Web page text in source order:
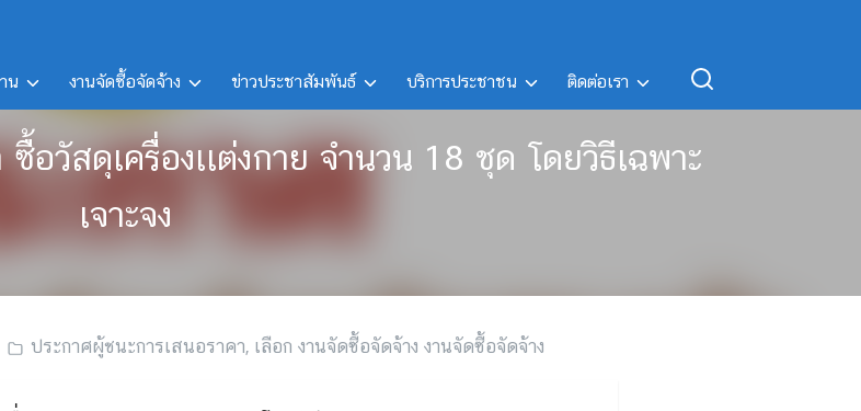
น งานจัดซื้อจัดจ้าง ข่าวประชาสัมพันธ์ บริการประชาชน ติดต่อเรา
อวัสดุเครื่องเเต่งกาย จำนวน 18 ชุด โดยวิธีเฉพาะ
เจาะจง
ประกาศผู้ชนะการเสนอราคา, เลือก งานจัดซื้อจัดจ้าง งานจัดซื้อจัดจ้าง